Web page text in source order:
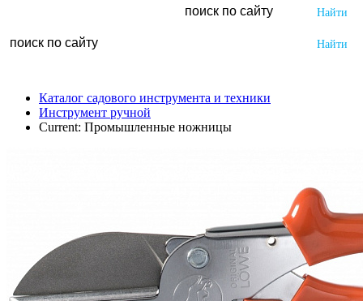
Каталог садового инструмента и техники
Инструмент ручной
Current: Промышленные ножницы